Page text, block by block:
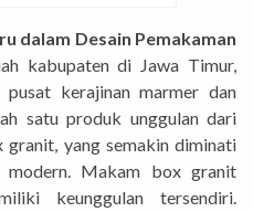
dalam Desain Pemakaman
kabupaten di Jawa Timur,
kerajinan marmer dan
satu produk unggulan dari
granit, yang semakin diminati
modern. Makam box granit
keunggulan tersendiri.